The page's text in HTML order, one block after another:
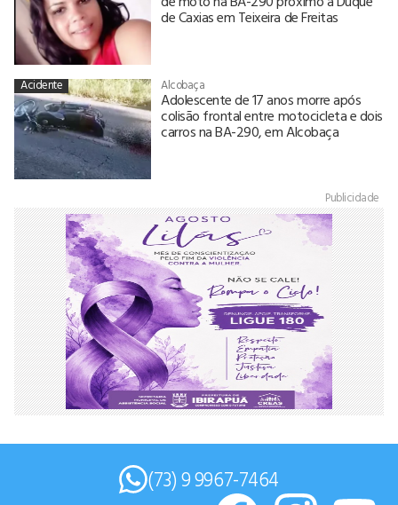
de Caxias em Teixeira de Freitas
Acidente Alcobaça
Adolescente de 17 anos morre após
colisão frontal entre motocicleta e dois
carros na BA-290, em Alcobaça
Publicidade
(73) 9 9967-7464